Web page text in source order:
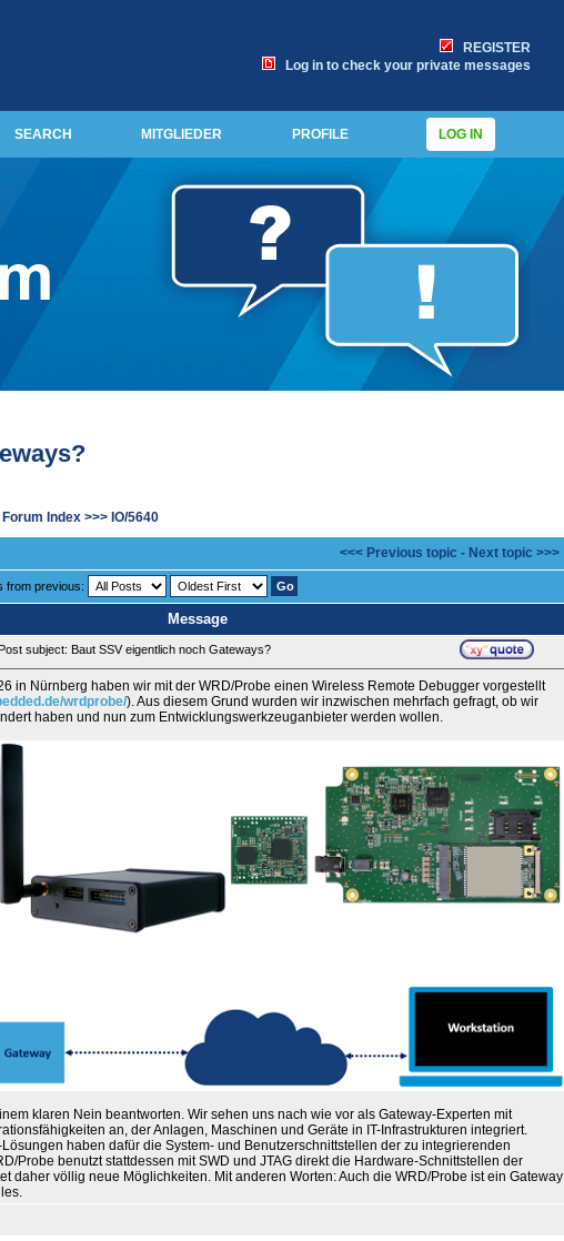
REGISTER
Log in to check your private messages
SEARCH MITGLIEDER PROFILE LOG IN
Index>>> IO/5640
<<< Previous topic - Next topic >>>
from previous:
Message
subject: Baut SSV eigentlich noch Gateways?
in Nürnberg haben wir mit der WRD/Probe einen Wireless Remote Debugger vorgestellt
wrdprobe/). Aus diesem Grund wurden wir inzwischen mehrfach gefragt, ob wir
haben und nun zum Entwicklungswerkzeuganbieter werden wollen.
klaren Nein beantworten. Wir sehen uns nach wie vor als Gateway-Experten mit
an, der Anlagen, Maschinen und Geräte in IT-Infrastrukturen integriert.
haben dafür die System- und Benutzerschnittstellen der zu integrierenden
Probe benutzt stattdessen mit SWD und JTAG direkt die Hardware-Schnittstellen der
daher völlig neue Möglichkeiten. Mit anderen Worten: Auch die WRD/Probe ist ein Gateway